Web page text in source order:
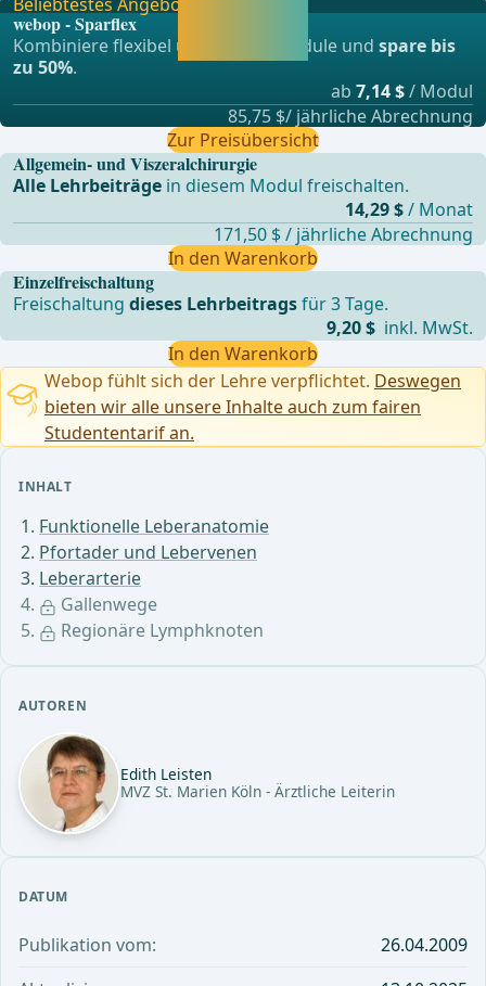
INHALT
Funktionelle Leberanatomie
Pfortader und Lebervenen
Leberarterie
Gallenwege
Regionäre Lymphknoten
AUTOREN
Edith Leisten
MVZ St. Marien Köln - Ärztliche Leiterin
DATUM
Publikation vom:
26.04.2009
Einzelfreischaltung
Freischaltungdieses Lehrbeitragsfür 3 Tage.
9,20 $ inkl. MwSt.
In den Warenkorb
webop - Sparflex
Kombiniere flexibel unsere Lernmodule undspare bis
zu 50%.
ab 7,14 $/ Modul
85,75 $/ jährliche Abrechnung
Zur Preisübersicht
Allgemein- und Viszeralchirurgie
Alle Lehrbeiträge in diesem Modul freischalten.
14,29 $/ Monat
171,50 $ / jährliche Abrechnung
In den Warenkorb
Webop fühlt sich der Lehre verpflichtet. Deswegen
bieten wir alle unsere Inhalte auch zum fairen
Studententarif an.